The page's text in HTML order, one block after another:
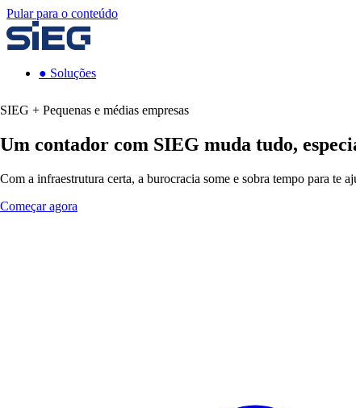
Pular para o conteúdo
● Soluções
SIEG + Pequenas e médias empresas
Um contador com SIEG muda tudo,
Com a infraestrutura certa, a burocracia some e sobra tempo para te
Começar agora